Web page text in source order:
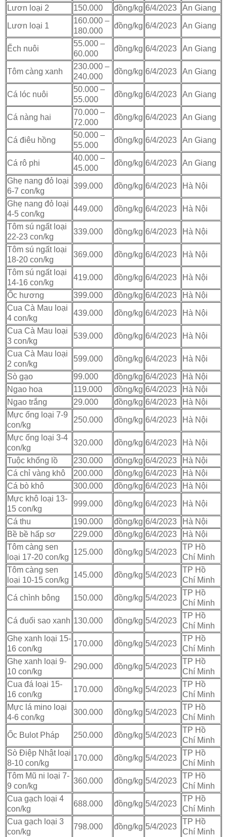
Lươn loại 2 150.000 đồng/kg 6/4/2023 An Giang
Lươn loại 1
160.000 –
180.000
đồng/kg 6/4/2023 An Giang
Ếch nuôi
55.000 –
60.000
đồng/kg 6/4/2023 An Giang
Tôm càng xanh
230.000 –
240.000
đồng/kg 6/4/2023 An Giang
Cá lóc nuôi
50.000 –
55.000
đồng/kg 6/4/2023 An Giang
Cá nàng hai
70.000 –
72.000
đồng/kg 6/4/2023 An Giang
Cá điêu hồng
50.000 –
55.000
đồng/kg 6/4/2023 An Giang
Cá rô phi
40.000 –
45.000
đồng/kg 6/4/2023 An Giang
Ghẹ nang đỏ loại
6-7 con/kg
399.000 đồng/kg 6/4/2023 Hà Nội
Ghẹ nang đỏ loại
4-5 con/kg
449.000 đồng/kg 6/4/2023 Hà Nội
Tôm sú ngất loại
22-23 con/kg
339.000 đồng/kg 6/4/2023 Hà Nội
Tôm sú ngất loại
18-20 con/kg
369.000 đồng/kg 6/4/2023 Hà Nội
Tôm sú ngất loại
14-16 con/kg
419.000 đồng/kg 6/4/2023 Hà Nội
Ốc hương 399.000 đồng/kg 6/4/2023
Hà Nội
Cua Cà Mau loại
4 con/kg
439.000 đồng/kg 6/4/2023 Hà Nội
Cua Cà Mau loại
3 con/kg
539.000 đồng/kg 6/4/2023 Hà Nội
Cua Cà Mau loại
2 con/kg
599.000 đồng/kg 6/4/2023 Hà Nội
Sò gạo 99.000 đồng/kg 6/4/2023
Hà Nội
Ngao hoa
119.000 đồng/kg 6/4/2023
Hà Nội
Ngao trắng
29.000 đồng/kg 6/4/2023
Hà Nội
Mực ống loại 7-9
con/kg
250.000 đồng/kg 6/4/2023 Hà Nội
Mực ống loại 3-4
con/kg
320.000 đồng/kg 6/4/2023 Hà Nội
Tuộc khổng lồ 230.000 đồng/kg 6/4/2023
Hà Nội
Cá chỉ vàng khô
200.000 đồng/kg 6/4/2023
Hà Nội
Cá bò khô
300.000 đồng/kg 6/4/2023
Hà Nội
Mực khô loại 13-
15 con/kg
999.000 đồng/kg 6/4/2023 Hà Nội
Cá thu 190.000 đồng/kg 6/4/2023
Hà Nội
Bề bề hấp sơ
229.000 đồng/kg 6/4/2023
Hà Nội
Tôm càng sen
loại 17-20 con/kg
125.000 đồng/kg 5/4/2023
TP Hồ
Chí Minh
Tôm càng sen
loại 10-15 con/kg
145.000 đồng/kg 5/4/2023
TP Hồ
Chí Minh
Cá chình bông 150.000 đồng/kg 5/4/2023
TP Hồ
Chí Minh
Cá đuối sao xanh 130.000 đồng/kg 5/4/2023
TP Hồ
Chí Minh
Ghẹ xanh loại 15-
16 con/kg
170.000 đồng/kg 5/4/2023
TP Hồ
Chí Minh
Ghẹ xanh loại 9-
10 con/kg
290.000 đồng/kg 5/4/2023
TP Hồ
Chí Minh
Cua đá loại 15-
16 con/kg
170.000 đồng/kg 5/4/2023
TP Hồ
Chí Minh
Mực lá mino loại
4-6 con/kg
300.000 đồng/kg 5/4/2023
TP Hồ
Chí Minh
Ốc Bulot Pháp 250.000 đồng/kg 5/4/2023
TP Hồ
Chí Minh
Sò Điệp Nhật loại
8-10 con/kg
170.000 đồng/kg 5/4/2023
TP Hồ
Chí Minh
Tôm Mũ ni loại 7-
9 con/kg
360.000 đồng/kg 5/4/2023
TP Hồ
Chí Minh
Cua gạch loại 4
con/kg
688.000 đồng/kg 5/4/2023
TP Hồ
Chí Minh
Cua gạch loại 3
con/kg
798.000 đồng/kg 5/4/2023
TP Hồ
Chí Minh